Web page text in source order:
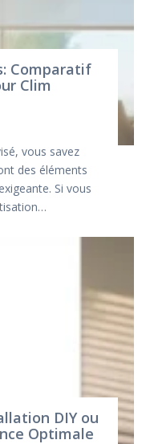
Comparatif
Clim
vous savez
des éléments
Si vous
DIY ou
Optimale